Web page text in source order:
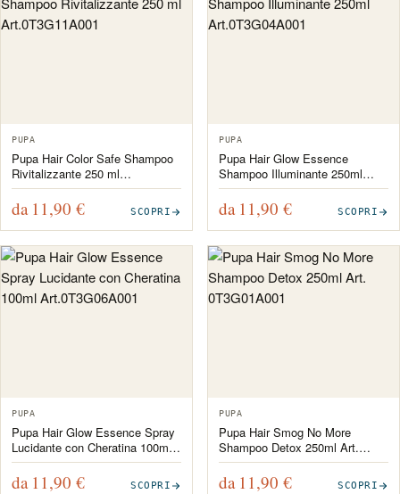
PUPA
Pupa Hair Color Safe Shampoo
Rivitalizzante 250 ml
Art.0T3G11A001
da 11,90€ SCOPRI
PUPA
Pupa Hair Glow Essence
Shampoo Illuminante 250ml
Art.0T3G04A001
da 11,90€ SCOPRI
PUPA
Pupa Hair Glow Essence Spray
Lucidante con Cheratina 100ml
Art.0T3G06A001
da 11,90€ SCOPRI
PUPA
Pupa Hair Smog No More
Shampoo Detox 250ml Art.
0T3G01A001
da 11,90€ SCOPRI